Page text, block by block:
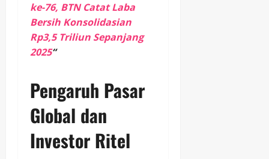
ke-76, BTN Catat Laba
Bersih Konsolidasian
Rp3,5 Triliun Sepanjang
2025“
Pengaruh Pasar
Global dan
Investor Ritel